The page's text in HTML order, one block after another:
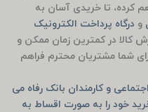
کرده، تا خریدی آسان به
و درگاه پرداخت الکترونیک
کالا در کمترین زمان ممکن و
شما مشتریان محترم فراهم
و کارمندان بانک رفاه می
خود را به صورت اقساط به